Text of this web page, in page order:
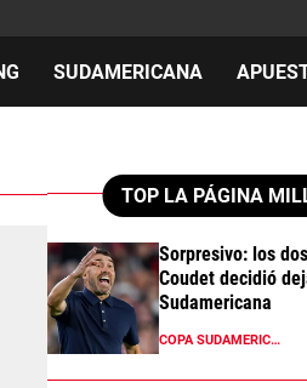
SUDAMERICANA
día
TOP LA PÁGINA
Sorpresivo: los
Coudet decidió
Sudamericana
COPA SUDAMERICANA 2026